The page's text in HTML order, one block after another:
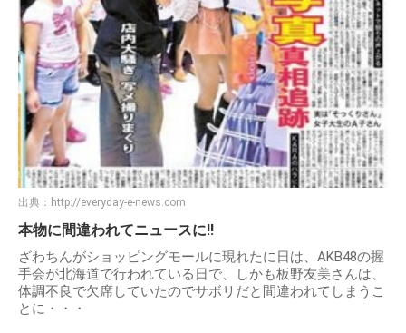
出典： http://everyday-e-news.com
本物に間違われてニュースに!!
ざわちんがショッピングモールに現れたに日は、AKB48の握
手会が北海道で行われている日で、しかも板野友美さんは、
体調不良で欠席していたのでサボリだと間違われてしまうこ
とに・・・